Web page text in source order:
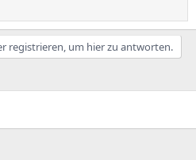
registrieren, um hier zu antworten.